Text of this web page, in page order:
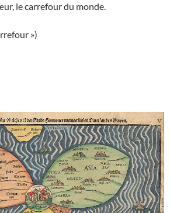
le carrefour du monde.
»)